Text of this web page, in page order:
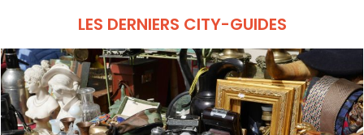
LES DERNIERS CITY-GUIDES